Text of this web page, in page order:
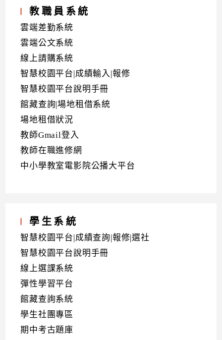
教職員系統
雲端差勤系統
雲端公文系統
線上請購系統
智慧校園平台|成績輸入|報修
智慧校園平台說明手冊
館藏查詢|場地租借系統
場地租借狀況
教師Gmail登入
教師在職進修網
中小學教室電影院公播大平台
學生系統
智慧校園平台|成績查詢|報修|選社
智慧校園平台說明手冊
線上選課系統
彈性學習平台
館藏查詢系統
學生社團專區
期中考古題庫